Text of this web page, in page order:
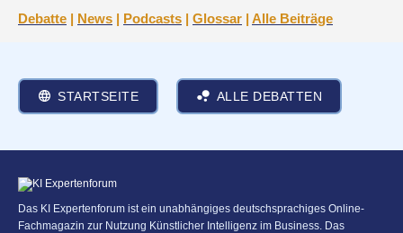
Debatte | News | Podcasts | Glossar | Alle Beiträge
STARTSEITE ALLE DEBATTEN
Das KI Expertenforum ist ein unabhängiges deutschsprachiges Online-
Fachmagazin zur Nutzung Künstlicher Intelligenz im Business. Das